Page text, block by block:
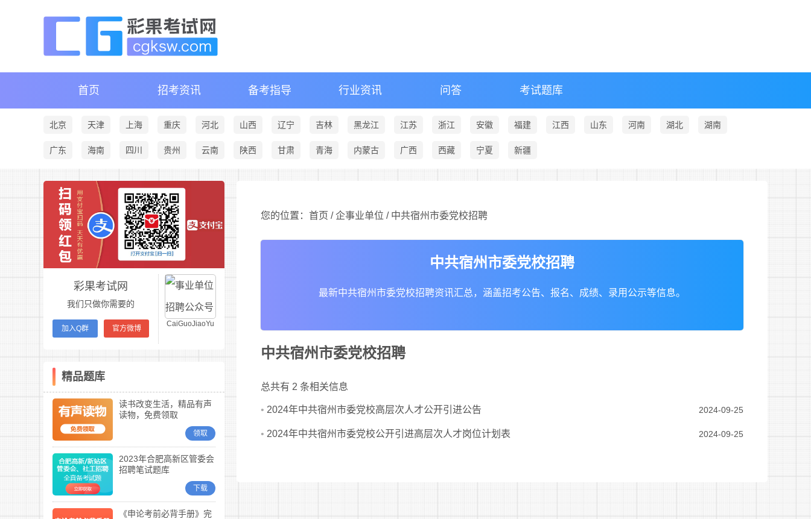
首页 招考资讯 备考指导 行业资讯 问答 考试题库
北京 天津 上海 重庆 河北 山西 辽宁 吉林 黑龙江 江苏 浙江 安徽 福建 江西 山东 河南 湖北 湖南
广东 海南 四川 贵州 云南 陕西 甘肃 青海 内蒙古 广西 西藏 宁夏 新疆
彩果考试网
我们只做你需要的
加入Q群 官方微博
CaiGuoJiaoYu
精品题库
读书改变生活，精品有声
读物，免费领取
领取
2023年合肥高新区管委会
招聘笔试题库
下载
《申论考前必背手册》完
您的位置： 首页 /企事业单位 / 中共宿州市委党校招聘
中共宿州市委党校招聘
最新中共宿州市委党校招聘资讯汇总，涵盖招考公告、报名、成绩、录用公示等信息。
中共宿州市委党校招聘
总共有 2 条相关信息
• 2024-09-25
2024年中共宿州市委党校高层次人才公开引进公告
• 2024-09-25
2024年中共宿州市委党校公开引进高层次人才岗位计划表